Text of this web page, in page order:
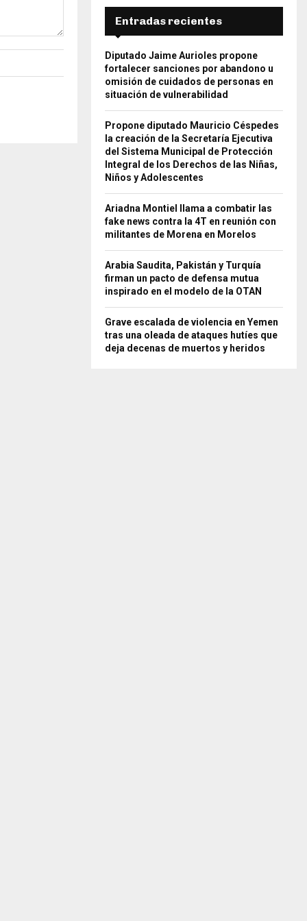
Entradas recientes
Diputado Jaime Aurioles propone
fortalecer sanciones por abandono u
omisión de cuidados de personas en
situación de vulnerabilidad
Propone diputado Mauricio Céspedes
la creación de la Secretaría Ejecutiva
del Sistema Municipal de Protección
Integral de los Derechos de las Niñas,
Niños y Adolescentes
Ariadna Montiel llama a combatir las
fake news contra la 4T en reunión con
militantes de Morena en Morelos
Arabia Saudita, Pakistán y Turquía
firman un pacto de defensa mutua
inspirado en el modelo de la OTAN
Grave escalada de violencia en Yemen
tras una oleada de ataques hutíes que
deja decenas de muertos y heridos